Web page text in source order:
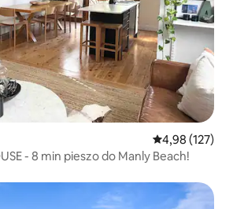
Średnia
4,98 (127)
- 8 min pieszo do Manly Beach!